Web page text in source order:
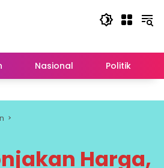
Nasional Politik
Harga,